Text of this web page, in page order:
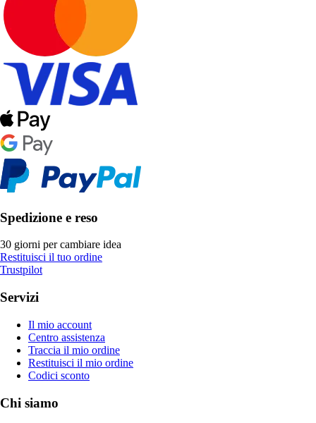
Spedizione e reso
30 giorni per cambiare idea
Restituisci il tuo ordine
Trustpilot
Servizi
Il mio account
Centro assistenza
Traccia il mio ordine
Restituisci il mio ordine
Codici sconto
Chi siamo